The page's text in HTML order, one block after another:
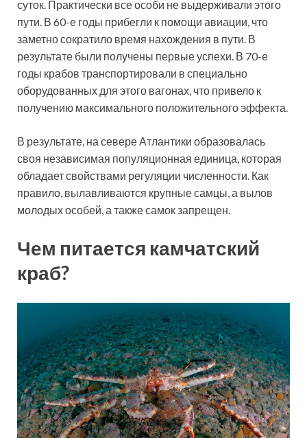
суток. Практически все особи не выдерживали этого
пути. В 60-е годы прибегли к помощи авиации, что
заметно сократило время нахождения в пути. В
результате были получены первые успехи. В 70-е
годы крабов транспортировали в специально
оборудованных для этого вагонах, что привело к
получению максимального положительного эффекта.
В результате, на севере Атлантики образовалась
своя независимая популяционная единица, которая
обладает свойствами регуляции численности. Как
правило, вылавливаются крупные самцы, а вылов
молодых особей, а также самок запрещен.
Чем питается камчатский
краб?